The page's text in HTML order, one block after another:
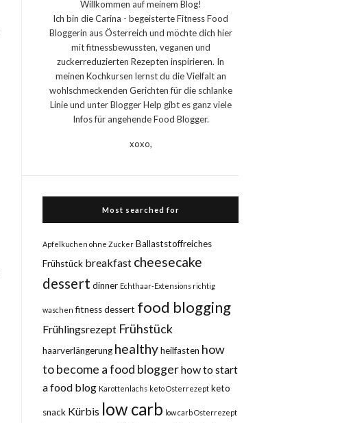
Willkommen auf meinem Blog!
Ich bin die Carina - begeisterte Fitness Food
Bloggerin aus Österreich und möchte dich hier
mit fitnessbewussten, veganen und
zuckerreduzierten Rezepten inspirieren. In
meinen Kochkursen lernst du die Vielfalt an
wohlschmeckenden Gerichten für die schlanke
Linie und unter Blogger Help gibt es ganz viele
Infos für angehende Food Blogger.
xoxo,
Most searched for
Apfelkuchen ohne Zucker Ballaststoffreiches
Frühstück breakfast cheesecake
dessert dinner Echthaar-Extensions richtig
waschen fitness dessert food blogging
Frühlingsrezept Frühstück
haarverlängerung healthy heilfasten how
to become a food bloggerhow to start
a food blog Karottenlachs keto Osterrezept keto
snack Kürbis low carb low carb Osterrezept